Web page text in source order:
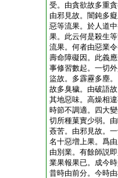
受。由貪欲故多重
由邪見故。闇鈍多
惡等流果。於人道
果。此云何是殺生
流果。何者由惡業
壽命障礙因。此義
事修習數起。一切
盜故。多霹靂多塵
故多臭穢。由破語
其地惡味。高燥相
時節不調適。四大
切所種菓實少弱。
薟苦。由邪見故。
名十惡増上果。爲
由別業。有餘師説
業果報果已。成今
昔時由前分。今時